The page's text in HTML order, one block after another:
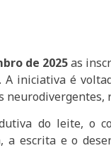
de 2025as
A iniciativa é
do leite, o
escrita e o